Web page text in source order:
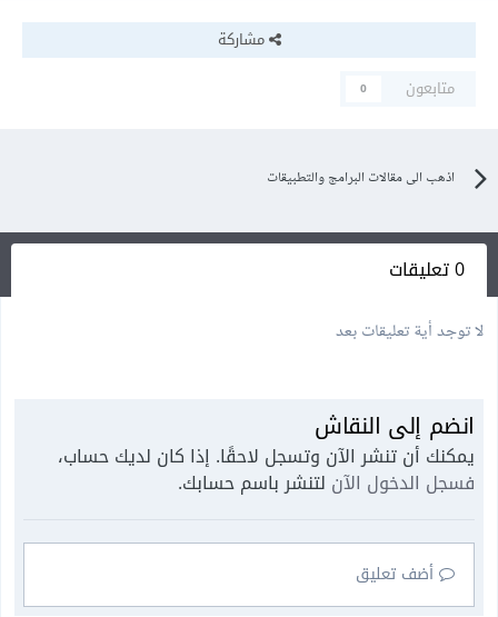
مشاركة
متابعون
0
اذهب الى مقالات البرامج والتطبيقات
0 تعليقات
لا توجد أية تعليقات بعد
انضم إلى النقاش
يمكنك أن تنشر الآن وتسجل لاحقًا. إذا كان لديك حساب،
فسجل الدخول الآن لتنشر باسم حسابك.
أضف تعليق